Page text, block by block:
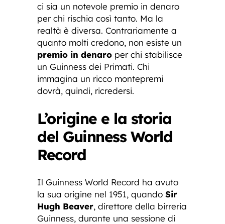
ci sia un notevole premio in denaro
per chi rischia così tanto. Ma la
realtà è diversa. Contrariamente a
quanto molti credono, non esiste un
premio in denaro per chi stabilisce
un Guinness dei Primati. Chi
immagina un ricco montepremi
dovrà, quindi, ricredersi.
L’origine e la storia
del Guinness World
Record
Il Guinness World Record ha avuto
la sua origine nel 1951, quando Sir
Hugh Beaver, direttore della birreria
Guinness, durante una sessione di